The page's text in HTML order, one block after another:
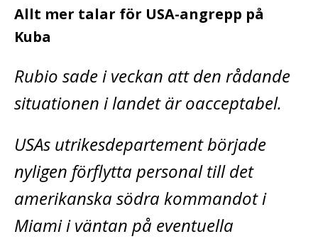
Allt mer talar för USA-angrepp på
Kuba
Rubio sade i veckan att den rådande
situationen i landet är oacceptabel.
USAs utrikesdepartement började
nyligen förflytta personal till det
amerikanska södra kommandot i
Miami i väntan på eventuella